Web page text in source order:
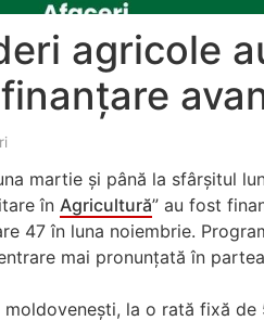
agricole
martie și până la sfârșitul
în Agricultură” au fost
47 în luna noiembrie.
mai pronunțată în
la o rată fixă de